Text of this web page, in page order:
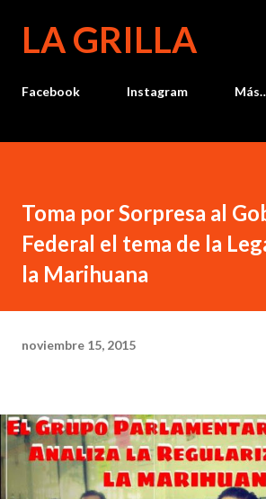
LA GRILLA
Facebook Instagram
Toma por Sorpresa al
Federal el tema de la
la Marihuana
noviembre 15, 2015